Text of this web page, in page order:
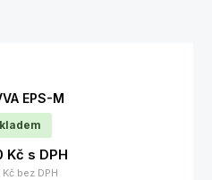
EPS-M
Kč s DPH
Kč bez DPH